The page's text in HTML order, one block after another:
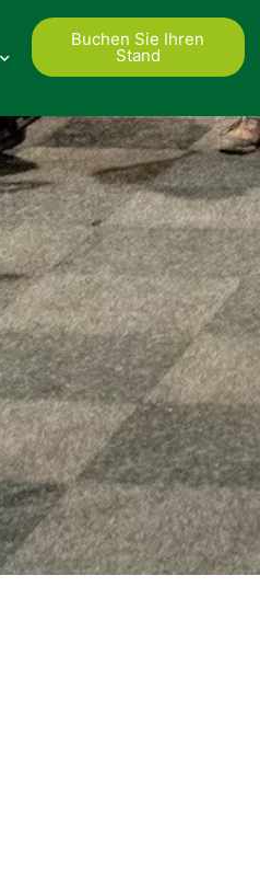
Buchen Sie Ihren
Stand